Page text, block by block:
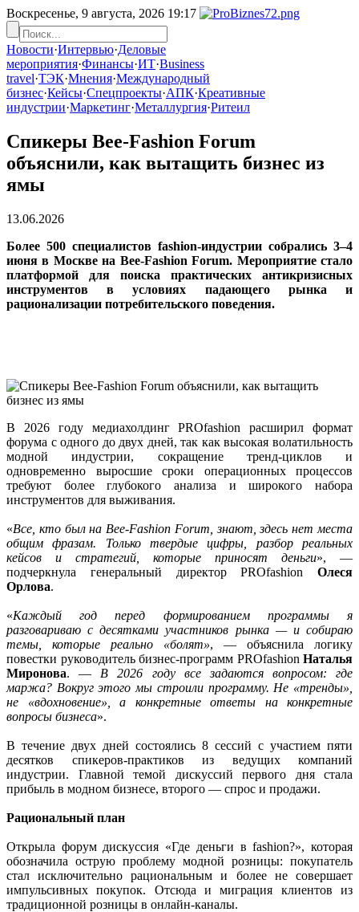
Воскресенье, 9 августа, 2026 19:17
Новости·Интервью·Деловые
мероприятия·Финансы·ИТ·Business
travel·ТЭК·Мнения·Международный
бизнес·Кейсы·Спецпроекты·АПК·Креативные
индустрии·Маркетинг·Металлургия·Ритеил
Спикеры Bee-Fashion Forum
объяснили, как вытащить бизнес из
ямы
13.06.2026
Более 500 специалистов fashion-индустрии собрались 3–4
июня в Москве на Bee-Fashion Forum. Мероприятие стало
платформой для поиска практических антикризисных
инструментов в условиях падающего рынка и
рационализации потребительского поведения.
В 2026 году медиахолдинг PROfashion расширил формат
форума с одного до двух дней, так как высокая волатильность
модной индустрии, сокращение тренд-циклов и
одновременно выросшие сроки операционных процессов
требуют более глубокого анализа и широкого набора
инструментов для выживания.
«Все, кто был на Bee-Fashion Forum, знают, здесь нет места
общим фразам. Только твердые цифры, разбор реальных
кейсов и стратегий, которые приносят деньги», —
подчеркнула генеральный директор PROfashion Олеся
Орлова.
«Каждый год перед формированием программы я
разговариваю с десятками участников рынка — и собираю
темы, которые реально «болят», — объяснила логику
повестки руководитель бизнес-программ PROfashion Наталья
Миронова. — В 2026 году все задаются вопросом: где
маржа? Вокруг этого мы строили программу. Не «тренды»,
не «вдохновение», а конкретные ответы на конкретные
вопросы бизнеса».
В течение двух дней состоялись 8 сессий с участием пяти
десятков спикеров-практиков из ведущих компаний
индустрии. Главной темой дискуссий первого дня стала
прибыль в модном бизнесе, второго — спрос и продажи.
Рациональный план
Открыла форум дискуссия «Где деньги в fashion?», которая
обозначила острую проблему модной розницы: покупатель
стал исключительно рациональным и более не совершает
импульсивных покупок. Отсюда и миграция клиентов из
традиционной розницы в онлайн-каналы.